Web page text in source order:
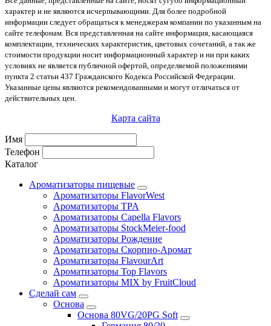
характер и не являются исчерпывающими. Для более подробной
информации следует обращаться к менеджерам компании по указанным на
сайте телефонам. Вся представленная на сайте информация, касающаяся
комплектации, технических характеристик, цветовых сочетаний, а так же
стоимости продукции носит информационный характер и ни при каких
условиях не является публичной офертой, определяемой положениями
пункта 2 статьи 437 Гражданского Кодекса Российской Федерации.
Указанные цены являются рекомендованными и могут отличаться от
действительных цен.
Карта сайта
Имя
Телефон
Каталог
Ароматизаторы пищевые
Ароматизаторы FlavorWest
Ароматизаторы TPA
Ароматизаторы Capella Flavors
Ароматизаторы StockMeier-food
Ароматизаторы Рождение
Ароматизаторы Скорпио-Аромат
Ароматизаторы FlavourArt
Ароматизаторы Top Flavors
Ароматизаторы MIX by FruitCloud
Сделай сам
Основа
Основа 80VG/20PG Soft